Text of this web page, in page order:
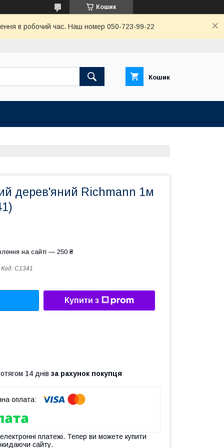
Кошик
в робочий час. Наш номер 050-723-99-22
Кошик
дерев'яний Richmann 1м
на сайті — 250 ₴
Код: C1341
Купити з
14 днів за рахунок покупця
платежі. Тепер ви можете купити
сайту.